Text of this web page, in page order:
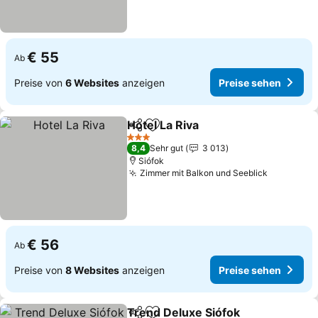
Ab € 55
Preise von 6 Websites anzeigen Preise sehen
TeilenZu Favoriten hinzufügen
Hotel La Riva
3 Sterne
8,4 Sehr gut
3 013
Siófok
Zimmer mit Balkon und Seeblick
Ab € 56
Preise von 8 Websites anzeigen Preise sehen
Trend Deluxe Siófok